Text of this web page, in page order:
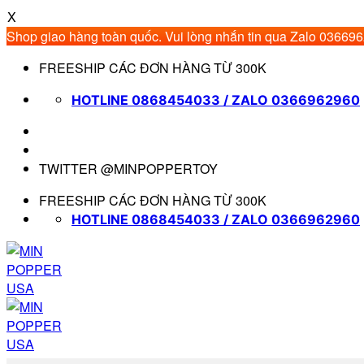
X
Shop giao hàng toàn quốc. Vui lòng nhắn tin qua Zalo
qua
FREESHIP CÁC ĐƠN HÀNG TỪ 300K
HOTLINE 0868454033 / ZALO 0366962960
TWITTER @MINPOPPERTOY
FREESHIP CÁC ĐƠN HÀNG TỪ 300K
HOTLINE 0868454033 / ZALO 0366962960